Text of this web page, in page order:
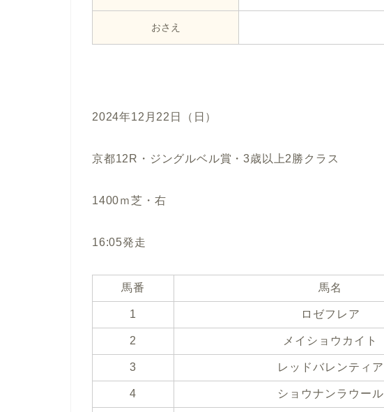
おさえ
2024年12月22日（日）
京都12R・ジングルベル賞・3歳以上2勝クラス
1400ｍ芝・右
16:05発走
馬番 馬名
1 ロゼフレア
2 メイショウカイト
3 レッドバレンティア
4 ショウナンラウール